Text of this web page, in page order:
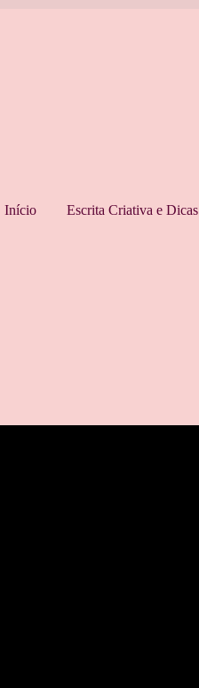
Pular para o conteúdo
Início Escrita Criativa e Dicas